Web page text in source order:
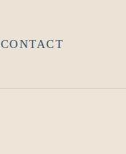
CONTACT